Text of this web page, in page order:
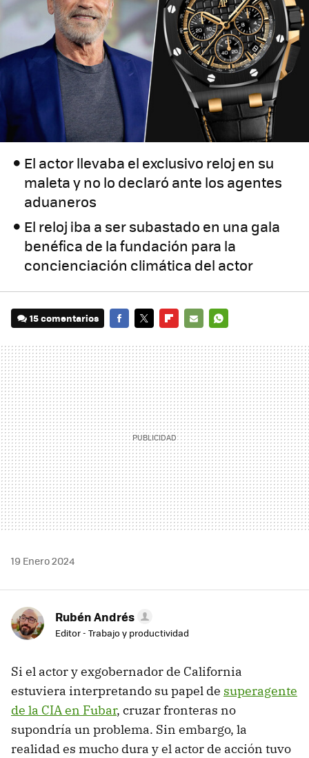
El actor llevaba el exclusivo reloj en su
maleta y no lo declaró ante los agentes
aduaneros
El reloj iba a ser subastado en una gala
benéfica de la fundación para la
concienciación climática del actor
15 comentarios
MAIL
19 Enero 2024
Rubén Andrés
Editor - Trabajo y productividad
Si el actor y exgobernador de California
estuviera interpretando su papel de superagente
de la CIA en Fubar, cruzar fronteras no
supondría un problema. Sin embargo, la
realidad es mucho dura y el actor de acción tuvo